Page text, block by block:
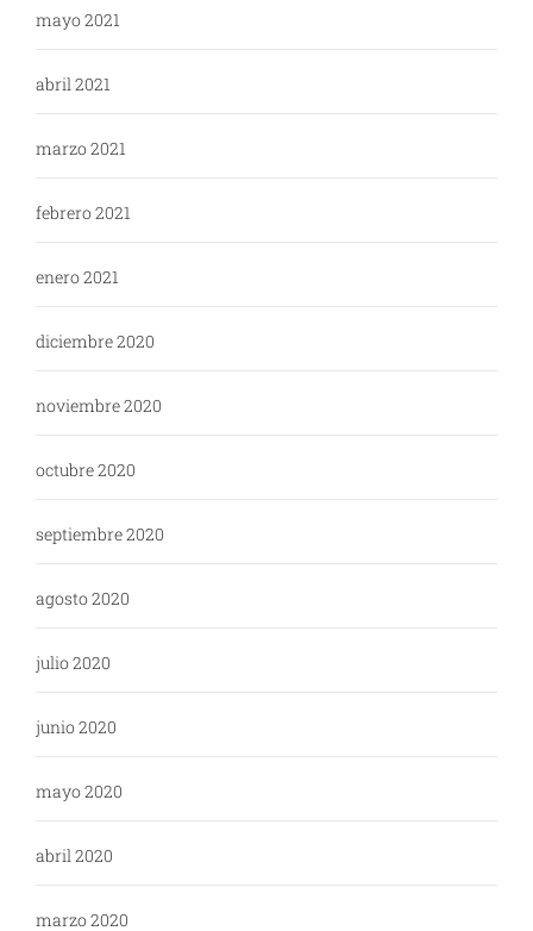
mayo 2021
abril 2021
marzo 2021
febrero 2021
enero 2021
diciembre 2020
noviembre 2020
octubre 2020
septiembre 2020
agosto 2020
julio 2020
junio 2020
mayo 2020
abril 2020
marzo 2020